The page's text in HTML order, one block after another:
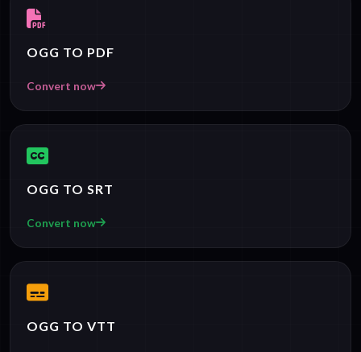
OGG TO PDF
Convert now
OGG TO SRT
Convert now
OGG TO VTT